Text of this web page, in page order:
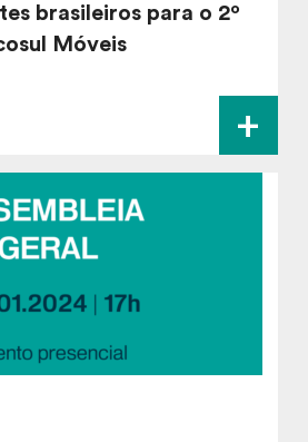
brasileiros para o 2º
Móveis
+